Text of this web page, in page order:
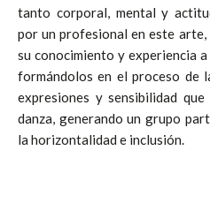
tanto corporal, mental y
por un profesional en este
su conocimiento y experiencia
formándolos en el proceso de
expresiones y sensibilidad
danza, generando un grupo
la horizontalidad e inclusión.